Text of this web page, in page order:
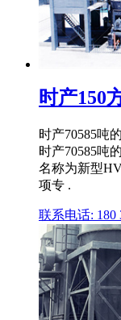
时产150
时产70585吨
时产70585吨
名称为新型
项专 .
联系电话: 180